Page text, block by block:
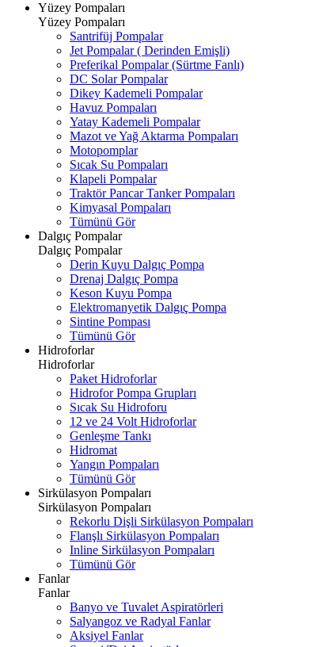
Yüzey Pompaları
Yüzey Pompaları
Santrifüj Pompalar
Jet Pompalar ( Derinden Emişli)
Preferikal Pompalar (Sürtme Fanlı)
DC Solar Pompalar
Dikey Kademeli Pompalar
Havuz Pompaları
Yatay Kademeli Pompalar
Mazot ve Yağ Aktarma Pompaları
Motopomplar
Sıcak Su Pompaları
Klapeli Pompalar
Traktör Pancar Tanker Pompaları
Kimyasal Pompaları
Tümünü Gör
Dalgıç Pompalar
Dalgıç Pompalar
Derin Kuyu Dalgıç Pompa
Drenaj Dalgıç Pompa
Keson Kuyu Pompa
Elektromanyetik Dalgıç Pompa
Sintine Pompası
Tümünü Gör
Hidroforlar
Hidroforlar
Paket Hidroforlar
Hidrofor Pompa Grupları
Sıcak Su Hidroforu
12 ve 24 Volt Hidroforlar
Genleşme Tankı
Hidromat
Yangın Pompaları
Tümünü Gör
Sirkülasyon Pompaları
Sirkülasyon Pompaları
Rekorlu Dişli Sirkülasyon Pompaları
Flanşlı Sirkülasyon Pompaları
Inline Sirkülasyon Pompaları
Tümünü Gör
Fanlar
Fanlar
Banyo ve Tuvalet Aspiratörleri
Salyangoz ve Radyal Fanlar
Aksiyel Fanlar